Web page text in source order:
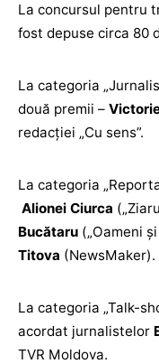
La concursul pentru
fost depuse circa 80
La categoria
două premii –
redacției „Cu sens”.
La categoria
Alionei Ciurca
Bucătaru („Oameni
Titova (NewsMaker).
La categoria „Talk-
acordat jurnalistelor
TVR Moldova.